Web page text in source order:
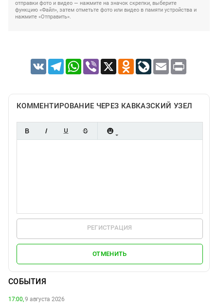
отправки фото и видео — нажмите на значок скрепки, выберите
функцию «Файл», затем отметьте фото или видео в памяти устройства и
нажмите «Отправить».
VK TelegramWhatsApp
Viber X Odnoklassniki
LiveJournal
Email Print
КОММЕНТИРОВАНИЕ ЧЕРЕЗ КАВКАЗСКИЙ УЗЕЛ
РЕГИСТРАЦИЯ
ОТМЕНИТЬ
СОБЫТИЯ
17:00,9 августа 2026